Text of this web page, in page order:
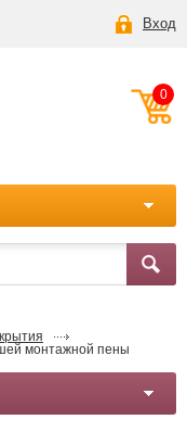
Вход
0
монтажной пены